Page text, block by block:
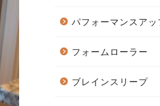
パフォーマンスアッ
フォームローラー
ブレインスリープ